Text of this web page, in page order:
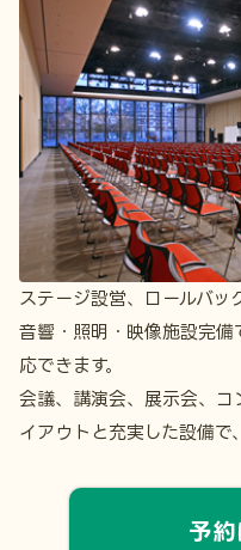
ステージ設営、ロールバッ
音響・照明・映像施設完備
応できます。
会議、講演会、展示会、
イアウトと充実した設備で
予約